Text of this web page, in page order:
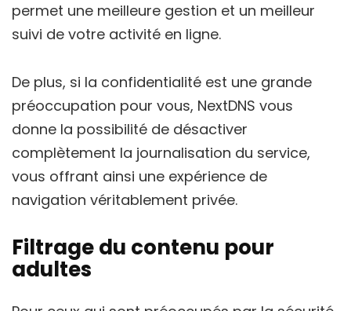
permet une meilleure gestion et un meilleur
suivi de votre activité en ligne.
De plus, si la confidentialité est une grande
préoccupation pour vous, NextDNS vous
donne la possibilité de désactiver
complètement la journalisation du service,
vous offrant ainsi une expérience de
navigation véritablement privée.
Filtrage du contenu pour
adultes